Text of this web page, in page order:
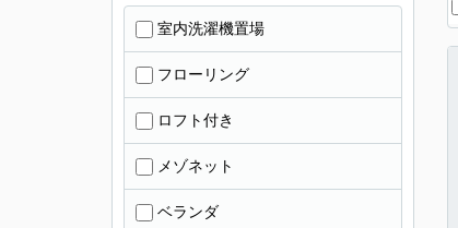
室内洗濯機置場
フローリング
ロフト付き
メゾネット
ベランダ